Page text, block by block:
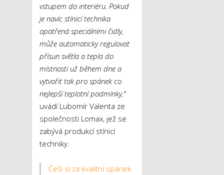
vstupem do interiéru. Pokud
je navíc stínicí technika
opatřená speciálními čidly,
může automaticky regulovat
přísun světla a tepla do
místnosti už během dne a
vytvořit tak pro spánek co
nejlepší teplotní podmínky,“
uvádí Lubomír Valenta ze
společnosti Lomax, jež se
zabývá produkcí stínicí
techniky.
Češi si za kvalitní spánek